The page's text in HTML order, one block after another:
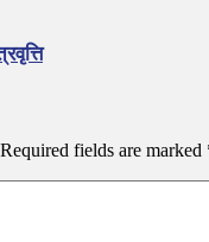
Required fields are marked